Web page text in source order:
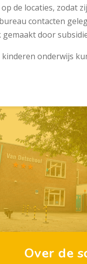
de locaties, zodat
contacten
door
onderwijs
Over de